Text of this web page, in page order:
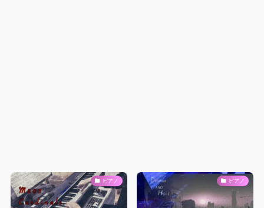
ピアノ ピアノ